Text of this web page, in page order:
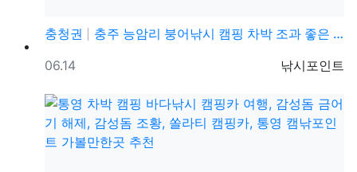
충청권
충주 능암리 붕어낚시 캠핑 차박 조과 좋은 무료 노지터…
등록자
낚시포인트
등록일
06.14